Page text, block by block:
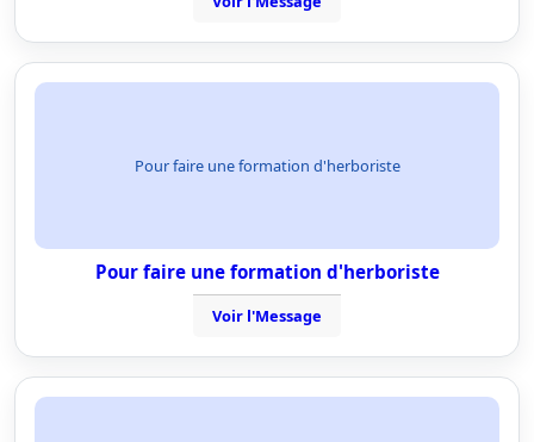
Pour faire une formation d'herboriste
Pour faire une formation d'herboriste
Voir l'Message